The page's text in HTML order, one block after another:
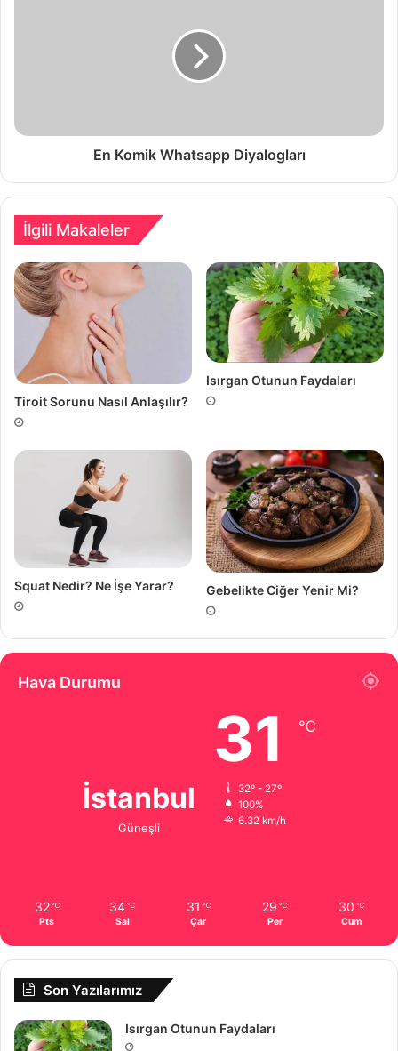
En Komik Whatsapp Diyalogları
İlgili Makaleler
Tiroit Sorunu Nasıl Anlaşılır?
Isırgan Otunun Faydaları
Squat Nedir? Ne İşe Yarar? Gebelikte Ciğer Yenir Mi?
Hava Durumu
İstanbul
Güneşli
31 ℃
32º - 27º
100%
6.32 km/h
32 ℃
Pts
34 ℃
Sal
31 ℃
Çar
29 ℃
Per
30 ℃
Cum
Son Yazılarımız
Isırgan Otunun Faydaları